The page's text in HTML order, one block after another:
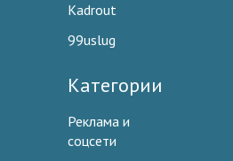
Kadrout
99uslug
Категории
Реклама и
соцсети